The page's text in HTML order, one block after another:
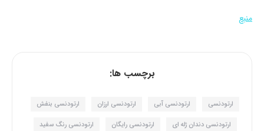
منبع
برچسب ها:
ارتودنسی ارتودنسی آبی ارتودنسی ارزان ارتودنسی بنفش
ارتودنسی دندان ژله ای ارتودنسی رایگان ارتودنسی رنگ سفید